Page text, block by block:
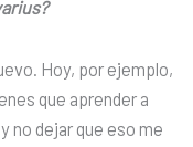
Hoy, por ejemplo,
que aprender a
no dejar que eso me